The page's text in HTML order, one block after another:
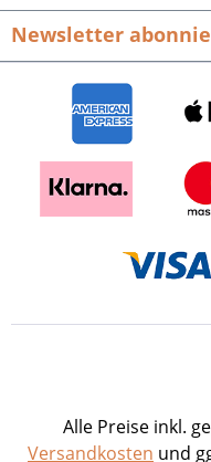
schweben. Mit Fotografien von Dieter
Keller, Uwe
Jürgen
Türk. 80 S. mit 190 farbigen Abb.,
Einband. 2003. ISBN 978-3-89735-187-5.
EUR 19,90
Datei zum
Newsletter
Alle Preise inkl.
Versandkosten und